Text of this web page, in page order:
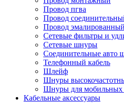
Провод пгва
Провод
Провод эмалированный
Сетевые фильтры и
Сетевые шнуры
Соединительные авто
Телефонный кабель
Шлейф
Шнуры
Шнуры для мобильных
Кабельные аксессуары